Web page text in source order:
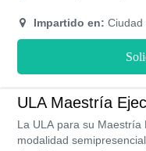
incusionar en el campo
Impartido en: Ciudad
ULA Maestría
La ULA para su Maestría
modalidad